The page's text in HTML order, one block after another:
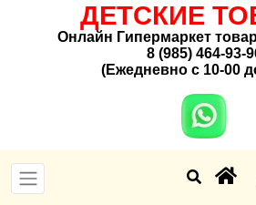
ДЕТСКИЕ
Онлайн Гипермаркет
8 (985) 464-93-
(Ежедневно с 10-00